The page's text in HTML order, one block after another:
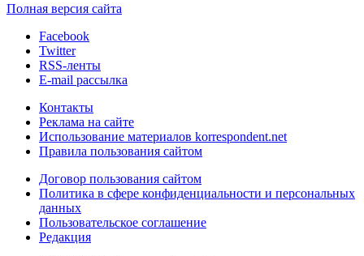
Полная версия сайта
Facebook
Twitter
RSS-ленты
E-mail рассылка
Контакты
Реклама на сайте
Использование материалов korrespondent.net
Правила пользования сайтом
Договор пользования сайтом
Политика в сфере конфиденциальности и персональных
данных
Пользовательское соглашение
Редакция